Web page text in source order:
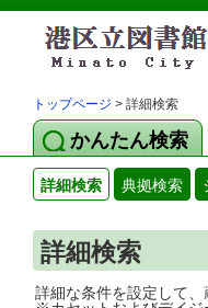
トップページ > 詳細検索
かんたん検索
詳細検索 典拠検索
詳細検索
詳細な条件を設定して、